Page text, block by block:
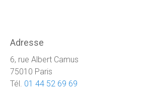
Adresse
6, rue Albert Camus
75010 Paris
Tél. 01 44 52 69 69